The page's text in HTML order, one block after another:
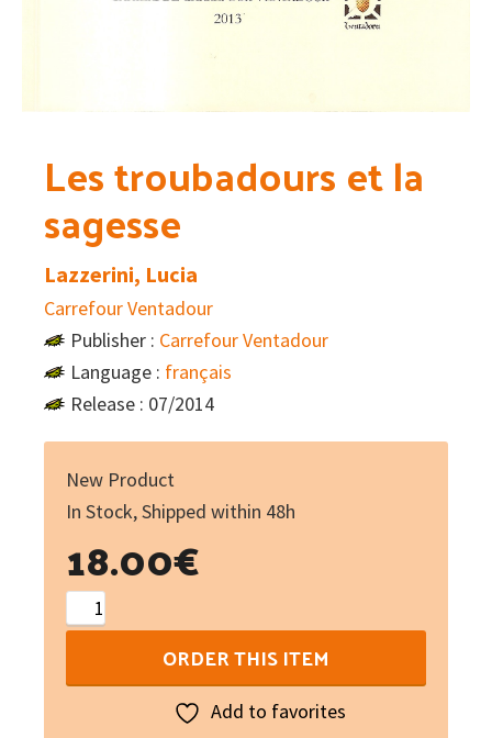
Les troubadours et la
sagesse
Lazzerini, Lucia
Carrefour Ventadour
Publisher : Carrefour Ventadour
Language : français
Release : 07/2014
New Product
In Stock, Shipped within 48h
18.00€
troubadours
ORDER THIS ITEM
Add to favorites